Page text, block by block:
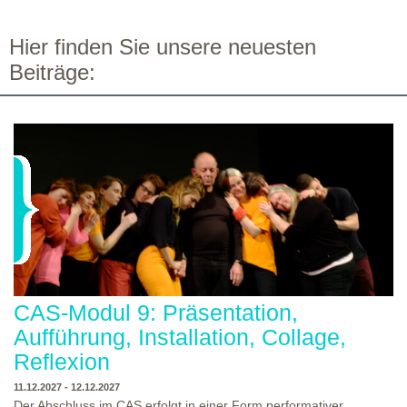
Hier finden Sie unsere neuesten
Beiträge:
CAS-Modul 9: Präsentation,
Aufführung, Installation, Collage,
Reflexion
11.12.2027 - 12.12.2027